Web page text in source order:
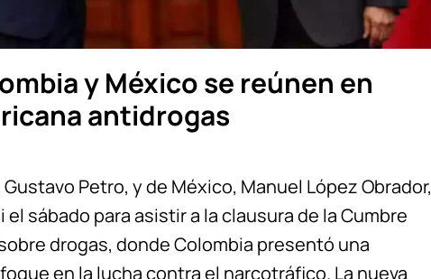
y México se reúnen en
antidrogas
Petro, y de México, Manuel López Obrador,
sábado para asistir a la clausura de la Cumbre
drogas, donde Colombia presentó una
en la lucha contra el narcotráfico. La nueva